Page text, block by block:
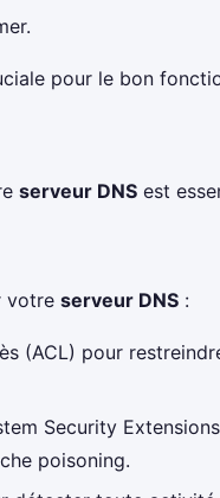
pour le bon
serveur DNS est
votre serveur DNS :
(ACL) pour
Security
poisoning.